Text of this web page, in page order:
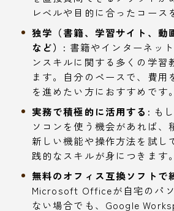
レベルや目的に合ったコース
独学（書籍、学習サイト、動
など）: 書籍やインターネッ
ンスキルに関する多くの学習
ます。自分のペースで、費用
を進めたい方におすすめです。
実務で積極的に活用する: も
ソコンを使う機会があれば、
新しい機能や操作方法を試し
践的なスキルが身につきます。
無料のオフィス互換ソフトで
Microsoft Officeが自宅のパ
ない場合でも、Google